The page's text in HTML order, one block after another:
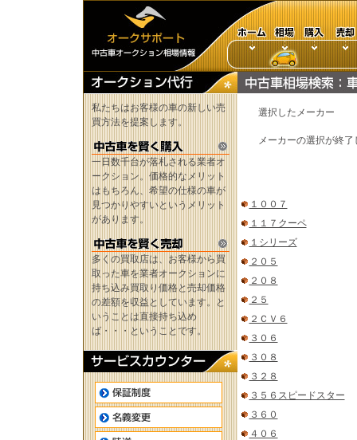
私たちはお客様の車の新しい売
買方法を提案します。
一日数千台が落札される業者オ
ークション。価格的なメリット
はもちろん、希望の仕様の車が
見つかりやすいというメリット
があります。
多くの買取店は、お客様から買
取った車を業者オークションに
持ち込み買取り価格と売却価格
の差額を収益としています。と
いうことは直接持ち込め
ば・・・ということです。
選択したメーカー
メーカーの選択が終
１００７
１１７クーペ
１シリーズ
２０５
２０８
２５
２ＣＶ６
３０６
３０８
３２８
３５６スピードスター
３６０
４０６